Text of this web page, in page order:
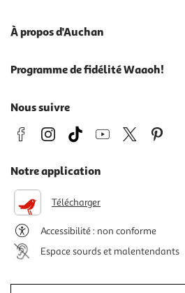
À propos d'Auchan
Programme de fidélité Waaoh!
Nous suivre
Notre application
Télécharger
Accessibilité : non conforme
Espace sourds et malentendants